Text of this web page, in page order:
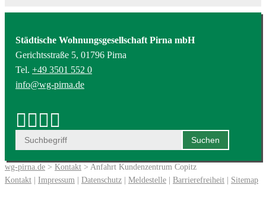
Städtische Wohnungsgesellschaft Pirna mbH
Gerichtsstraße 5, 01796 Pirna
Tel. +49 3501 552 0
info@wg-pirna.de
wg-pirna.de > Kontakt > Anfahrt Kundenzentrum Copitz
Kontakt | Impressum | Datenschutz | Meldestelle | Barrierefreiheit | Sitemap